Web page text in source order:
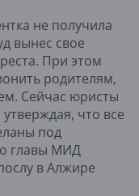
не получила
вынес свое
При этом
родителям,
Сейчас юристы
что все
под
главы МИД
в Алжире